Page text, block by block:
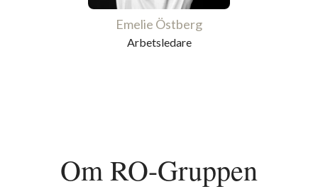
Emelie Östberg
Arbetsledare
Om RO-Gruppen